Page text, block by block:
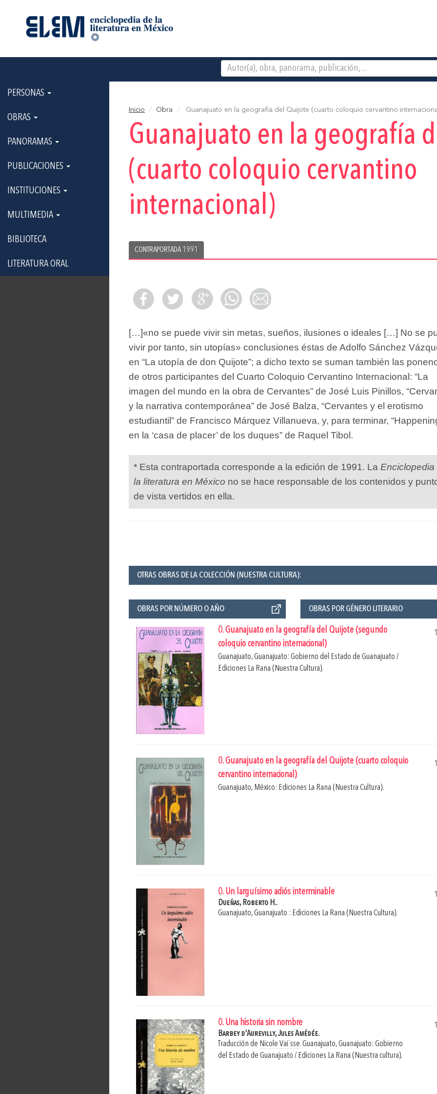
PERSONAS
OBRAS
PANORAMAS
PUBLICACIONES
INSTITUCIONES
MULTIMEDIA
BIBLIOTECA
LITERATURA ORAL
Inicio Obra Guanajuato en la geografía del Quijote (cuarto coloquio cervantino
Guanajuato en la geografía
(cuarto coloquio cervantino
internacional)
CONTRAPORTADA 1991
[…]«no se puede vivir sin metas, sueños, ilusiones o ideales […] No se
vivir por tanto, sin utopías» conclusiones éstas de Adolfo Sánchez
en “La utopía de don Quijote”; a dicho texto se suman también las
de otros participantes del Cuarto Coloquio Cervantino Internacional: “La
imagen del mundo en la obra de Cervantes” de José Luis Pinillos,
y la narrativa contemporánea” de José Balza, “Cervantes y el erotismo
estudiantil” de Francisco Márquez Villanueva, y, para terminar,
en la ‘casa de placer’ de los duques” de Raquel Tibol.
* Esta contraportada corresponde a la edición de 1991. La Enciclopedia
la literatura en México no se hace responsable de los contenidos y
de vista vertidos en ella.
OTRAS OBRAS DE LA COLECCIÓN (NUESTRA CULTURA):
OBRAS POR NÚMERO O AÑO OBRAS POR GÉNERO LITERARIO
0. Guanajuato en la geografía del Quijote (segundo
coloquio cervantino internacional)
Guanajuato, Guanajuato: Gobierno del Estado de Guanajuato /
Ediciones La Rana (Nuestra Cultura).
0. Guanajuato en la geografía del Quijote (cuarto coloquio
cervantino internacional)
Guanajuato, México: Ediciones La Rana (Nuestra Cultura).
0. Un larguísimo adiós interminable
Dueñas, Roberto H..
Guanajuato, Guanajuato : Ediciones La Rana (Nuestra Cultura).
0. Una historia sin nombre
Barbey d'Aurevilly, Jules Amédée.
Traducción de Nicole Vai¨sse.Guanajuato, Guanajuato: Gobierno
del Estado de Guanajuato / Ediciones La Rana (Nuestra cultura).